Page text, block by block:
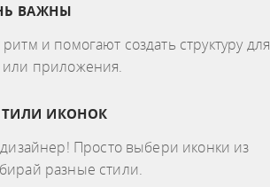
ВАЖНЫ
и помогают создать структуру для
или приложения.
ИКОНОК
Просто выбери иконки из
разные стили.